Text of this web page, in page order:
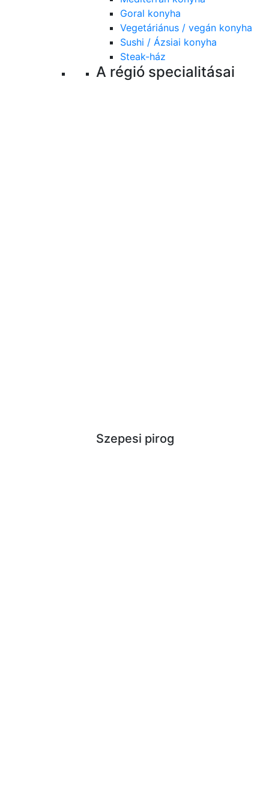
Goral konyha
Vegetáriánus / vegán konyha
Sushi / Ázsiai konyha
Steak-ház
A régió specialitásai
Szepesi pirog